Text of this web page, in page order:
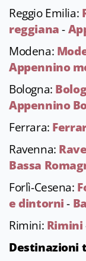
Reggio Emilia:
reggiana-
Modena:
Appennino
Bologna:
Appennino
Ferrara:
Ravenna:
Bassa
Forlì-Cesena:
e dintorni-
Rimini: Rimini
Destinazioni